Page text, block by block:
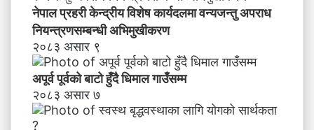
नेपाल प्रहरी केन्द्रीय विशेष कार्यदलमा वन्यजन्तु अपराध
नियन्त्रणसम्बन्धी अभिमुखीकरण
२०८३ असार ९
अपूर्व पूर्वको बाटो हुँदै धिमाल गाउँसम्म
२०८३ असार ७